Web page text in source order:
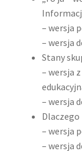
– wersja
– wersja
Stany
– wersja
– wersja
– wersja
– wersja